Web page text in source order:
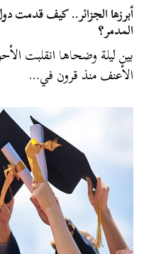
أبرزها الجزائر.. كيف قدمت
المدمر؟
بين ليلة وضحاها انقلبت
الأعنف منذ قرون في…